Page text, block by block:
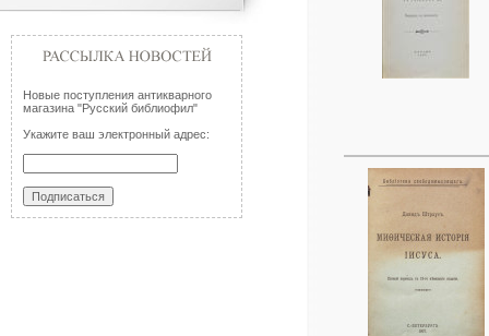
Новые поступления антикварного
магазина "Русский библиофил"
Укажите ваш электронный адрес: